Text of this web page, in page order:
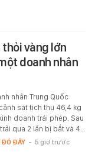
vàng lớn
doanh nhân
nhân Trung Quốc
sát tịch thu 46,4 kg
doanh trái phép. Sau
trải qua 2 lần bị bắt và 4…
ĐÓ ĐÂY - 5 giờ trước